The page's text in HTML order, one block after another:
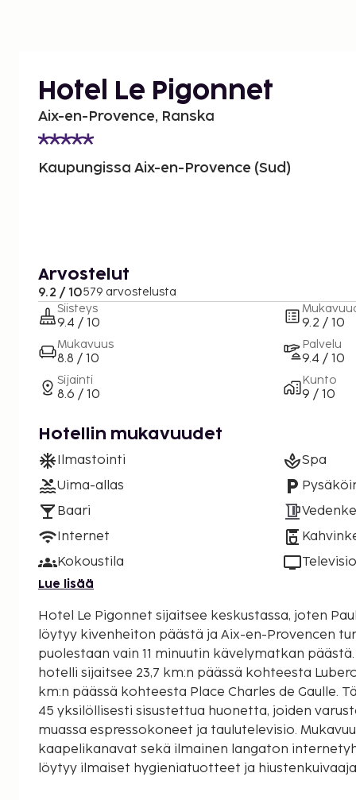
Hotel Le Pigonnet
Aix-en-Provence, Ranska
Kaupungissa Aix-en-Provence (Sud)
Arvostelut
9.2 / 10579 arvostelusta
Siisteys
9.4 / 10
Mukavuus
8.8 / 10
Sijainti
8.6 / 10
9.2 / 10
Palvelu
9.4 / 10
Kunto
9 / 10
Hotellin mukavuudet
Ilmastointi
Uima-allas
Baari
Internet
Kokoustila
Spa
Televisio
Lue lisää
Hotel Le Pigonnet sijaitsee keskustassa, joten
löytyy kivenheiton päästä ja Aix-en-Provencen
puolestaan vain 11 minuutin kävelymatkan päästä. Tämä luksusluokan
hotelli sijaitsee 23,7 km:n päässä kohteesta
km:n päässä kohteesta Place Charles de Gaulle.
45 yksilöllisesti sisustettua huonetta, joiden
muassa espressokoneet ja taulutelevisio.
kaapelikanavat sekä ilmainen langaton
löytyy ilmaiset hygieniatuotteet ja